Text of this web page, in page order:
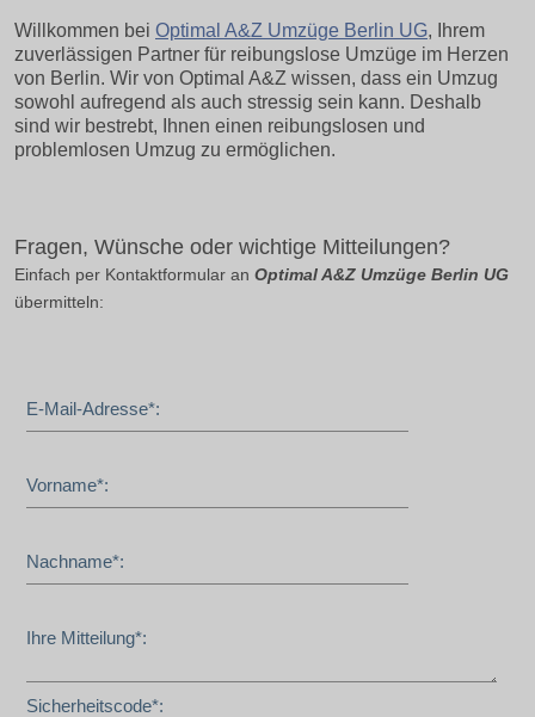
Willkommen bei Optimal A&Z Umzüge Berlin UG, Ihrem
zuverlässigen Partner für reibungslose Umzüge im Herzen
von Berlin. Wir von Optimal A&Z wissen, dass ein Umzug
sowohl aufregend als auch stressig sein kann. Deshalb
sind wir bestrebt, Ihnen einen reibungslosen und
problemlosen Umzug zu ermöglichen.
Fragen, Wünsche oder wichtige Mitteilungen?
Einfach per Kontaktformular an Optimal A&Z Umzüge Berlin UG
übermitteln:
E-Mail-Adresse*:
Vorname*:
Nachname*:
Ihre Mitteilung*:
Sicherheitscode*: